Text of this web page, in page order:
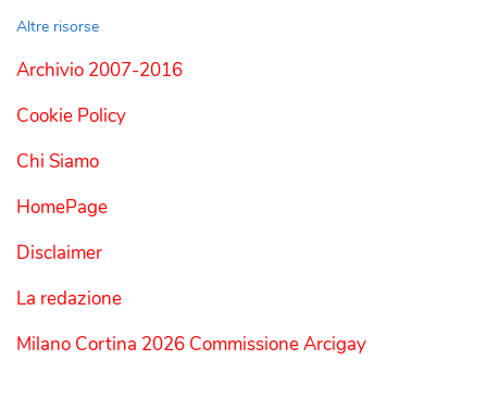
Altre risorse
Archivio 2007-2016
Cookie Policy
Chi Siamo
HomePage
Disclaimer
La redazione
Milano Cortina 2026 Commissione Arcigay